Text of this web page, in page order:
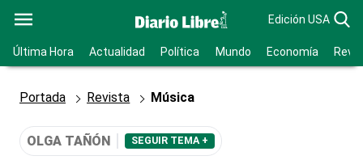
Edición USA
Última Hora Actualidad Política Mundo Economía
Portada Revista Música
OLGA TAÑÓN SEGUIR TEMA +